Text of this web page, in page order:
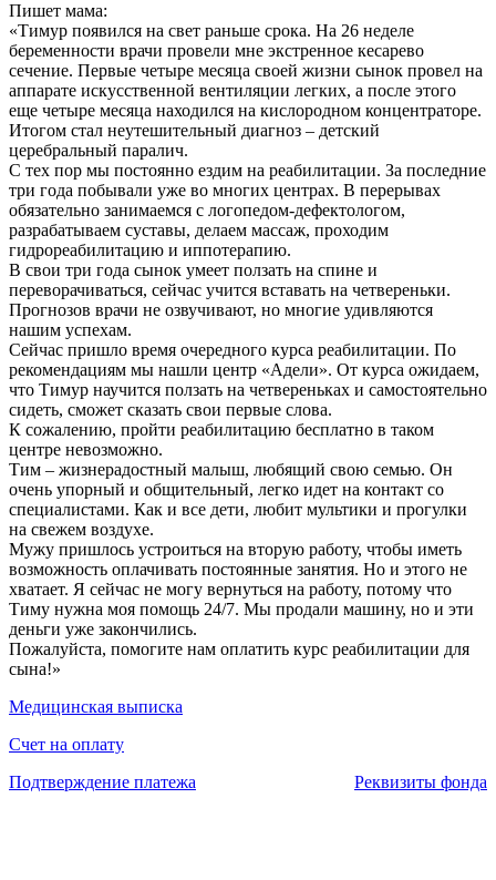
Пишет мама:
«Тимур появился на свет раньше срока. На 26 неделе
беременности врачи провели мне экстренное кесарево
сечение. Первые четыре месяца своей жизни сынок провел на
аппарате искусственной вентиляции легких, а после этого
еще четыре месяца находился на кислородном концентраторе.
Итогом стал неутешительный диагноз – детский
церебральный паралич.
С тех пор мы постоянно ездим на реабилитации. За последние
три года побывали уже во многих центрах. В перерывах
обязательно занимаемся с логопедом-дефектологом,
разрабатываем суставы, делаем массаж, проходим
гидрореабилитацию и иппотерапию.
В свои три года сынок умеет ползать на спине и
переворачиваться, сейчас учится вставать на четвереньки.
Прогнозов врачи не озвучивают, но многие удивляются
нашим успехам.
Сейчас пришло время очередного курса реабилитации. По
рекомендациям мы нашли центр «Адели». От курса ожидаем,
что Тимур научится ползать на четвереньках и самостоятельно
сидеть, сможет сказать свои первые слова.
К сожалению, пройти реабилитацию бесплатно в таком
центре невозможно.
Тим – жизнерадостный малыш, любящий свою семью. Он
очень упорный и общительный, легко идет на контакт со
специалистами. Как и все дети, любит мультики и прогулки
на свежем воздухе.
Мужу пришлось устроиться на вторую работу, чтобы иметь
возможность оплачивать постоянные занятия. Но и этого не
хватает. Я сейчас не могу вернуться на работу, потому что
Тиму нужна моя помощь 24/7. Мы продали машину, но и эти
деньги уже закончились.
Пожалуйста, помогите нам оплатить курс реабилитации для
сына!»
Медицинская выписка
Счет на оплату
Подтверждение платежа
Реквизиты фонда